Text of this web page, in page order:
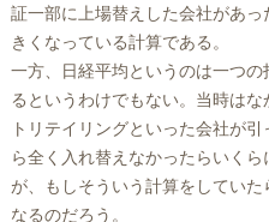
証一部に上場替えした会社があ
きくなっている計算である。
一方、日経平均というのは一つ
るというわけでもない。当時は
トリテイリングといった会社が
ら全く入れ替えなかったらいく
が、もしそういう計算をしてい
なるのだろう。